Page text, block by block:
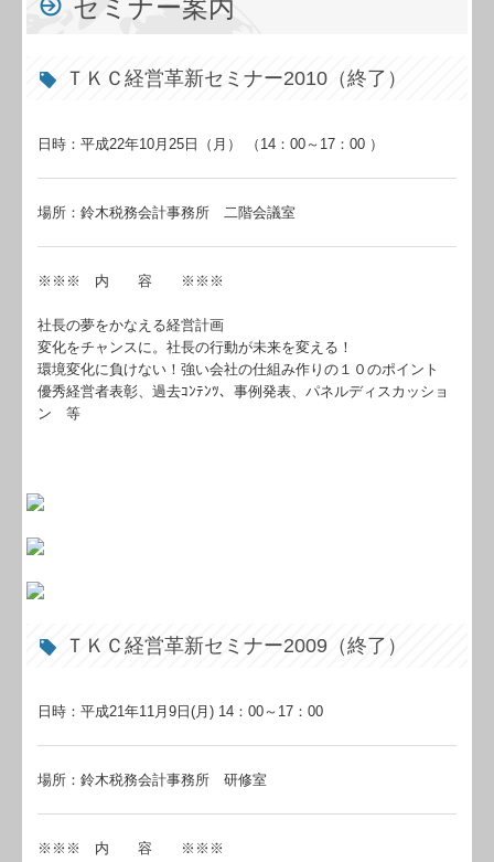
経営改善オンデマンド講座
セミナー案内
ＴＫＣ経営革新セミナー2010（終了）
日時：平成22年10月25日（月） （14：00～17：00 ）
場所：鈴木税務会計事務所 二階会議室
※※※ 内 容 ※※※
社長の夢をかなえる経営計画
変化をチャンスに。社長の行動が未来を変える！
環境変化に負けない！強い会社の仕組み作りの１０のポイント
優秀経営者表彰、過去ｺﾝﾃﾝﾂ、事例発表、パネルディスカッショ
ン 等
ＴＫＣ経営革新セミナー2009（終了）
日時：平成21年11月9日(月) 14：00～17：00
場所：鈴木税務会計事務所 研修室
※※※ 内 容 ※※※